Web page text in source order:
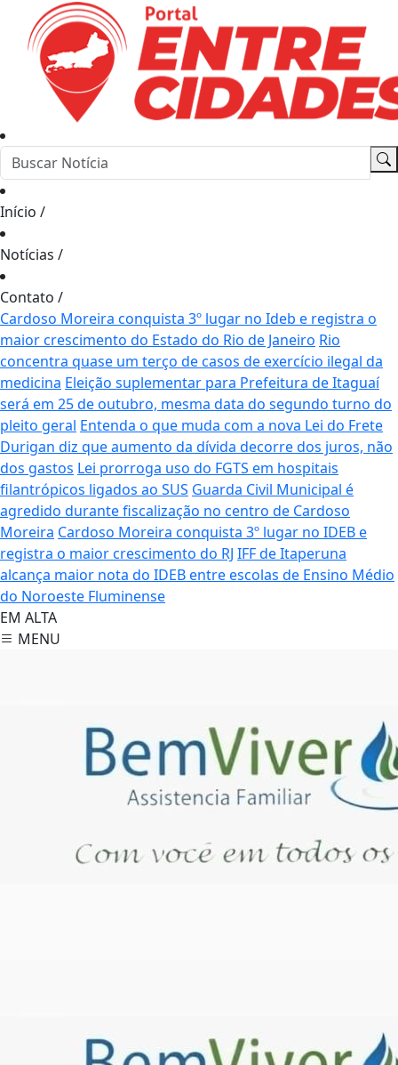
Início /
Notícias /
Contato /
Cardoso Moreira conquista 3º lugar no Ideb e registra o
maior crescimento do Estado do Rio de Janeiro Rio
concentra quase um terço de casos de exercício ilegal da
medicina Eleição suplementar para Prefeitura de Itaguaí
será em 25 de outubro, mesma data do segundo turno do
pleito geral Entenda o que muda com a nova Lei do Frete
Durigan diz que aumento da dívida decorre dos juros, não
dos gastos Lei prorroga uso do FGTS em hospitais
filantrópicos ligados ao SUS Guarda Civil Municipal é
agredido durante fiscalização no centro de Cardoso
Moreira Cardoso Moreira conquista 3º lugar no IDEB e
registra o maior crescimento do RJ IFF de Itaperuna
alcança maior nota do IDEB entre escolas de Ensino Médio
do Noroeste Fluminense
EM ALTA
MENU